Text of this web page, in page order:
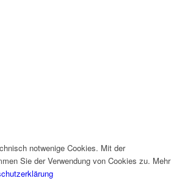
notwenige Cookies. Mit der
Sie der Verwendung von Cookies zu. Mehr